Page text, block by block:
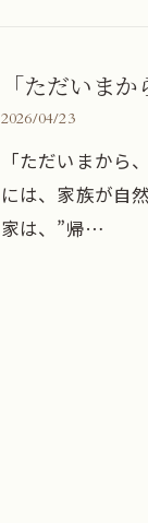
「ただいま
2026/04/23
「ただいまか
には、家族が自
家は、”帰…